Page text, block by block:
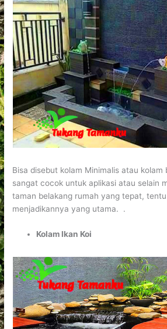
Bisa disebut kolam Minimalis atau kolam
sangat cocok untuk aplikasi atau selain
taman belakang rumah yang tepat,
menjadikannya yang utama. .
Kolam Ikan Koi